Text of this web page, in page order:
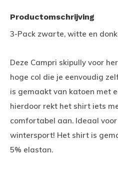
Productomschrijving
3-Pack zwarte, witte en
Deze Campri skipully voor
hoge col die je eenvoudig
is gemaakt van katoen met
hierdoor rekt het shirt iets
comfortabel aan. Ideaal
wintersport! Het shirt is
5% elastan.